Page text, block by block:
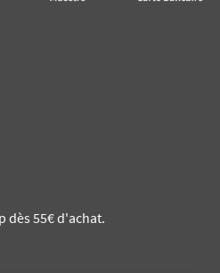
dès 55€ d'achat.